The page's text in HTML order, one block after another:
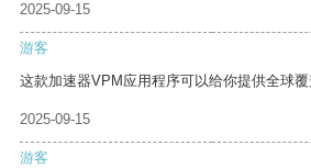
2025-09-15
游客
这款加速器VPM应用程序可以给你提供全球覆
2025-09-15
游客